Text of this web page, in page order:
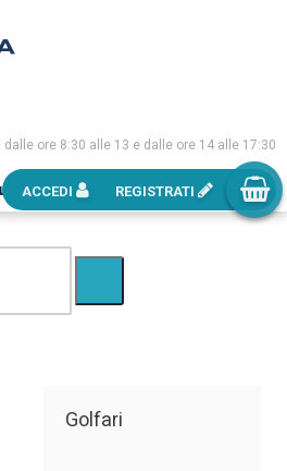
ore 8:30 alle 13 e dalle ore 14 alle 17:30
ACCEDI REGISTRATI
Golfari